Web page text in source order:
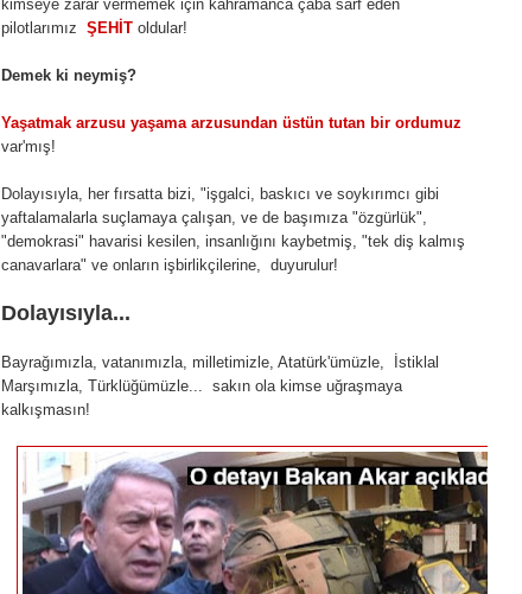
kimseye zarar vermemek için kahramanca çaba sarf eden
pilotlarımız ŞEHİT oldular!
Demek ki neymiş?
Yaşatmak arzusu yaşama arzusundan üstün tutan bir ordumuz
var'mış!
Dolayısıyla, her fırsatta bizi, "işgalci, baskıcı ve soykırımcı gibi
yaftalamalarla suçlamaya çalışan, ve de başımıza "özgürlük",
"demokrasi" havarisi kesilen, insanlığını kaybetmiş, "tek diş kalmış
canavarlara" ve onların işbirlikçilerine, duyurulur!
Dolayısıyla...
Bayrağımızla, vatanımızla, milletimizle, Atatürk'ümüzle, İstiklal
Marşımızla, Türklüğümüzle... sakın ola kimse uğraşmaya
kalkışmasın!